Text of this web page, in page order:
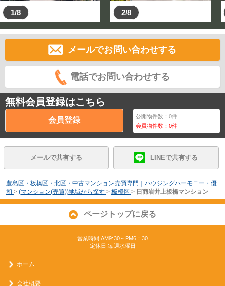
1/8 2/8
メールでお問い合わせする
電話でお問い合わせする
無料会員登録はこちら
会員登録 公開物件数：0件
会員物件数：0件
メールで共有する LINEで共有する
豊島区・板橋区・北区・中古マンション売買専門｜ハウジングハーモニー・優
和 > (マンション(売買))地域から探す > 板橋区 > 日商岩井上板橋マンション
ページトップに戻る
営業時間:AM9:30～PM6：30
定休日:毎週水曜日
ホーム
会社概要